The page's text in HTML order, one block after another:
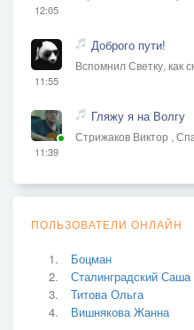
12:05
11:55
Доброго пути!
Вспомнил Светку, как
11:39
Гляжу я на Волгу
Стрижаков Виктор ,
ПОЛЬЗОВАТЕЛИ ОНЛАЙН
Боцман
Сталинградский Саша
Титова Ольга
Вишнякова Жанна